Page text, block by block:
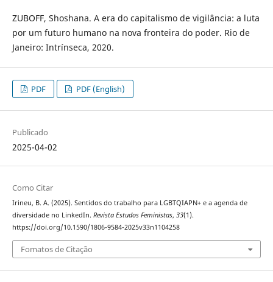
ZUBOFF, Shoshana. A era do capitalismo de vigilância: a luta
por um futuro humano na nova fronteira do poder. Rio de
Janeiro: Intrínseca, 2020.
PDF PDF (English)
Publicado
2025-04-02
Como Citar
Irineu, B. A. (2025). Sentidos do trabalho para LGBTQIAPN+ e a agenda de
diversidade no LinkedIn. Revista Estudos Feministas, 33(1).
https://doi.org/10.1590/1806-9584-2025v33n1104258
Fomatos de Citação